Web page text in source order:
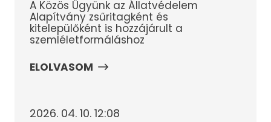
A Közös Ügyünk az Állatvédelem
Alapítvány zsűritagként és
kitelepülőként is hozzájárult a
szemléletformáláshoz
ELOLVASOM
2026. 04. 10. 12:08